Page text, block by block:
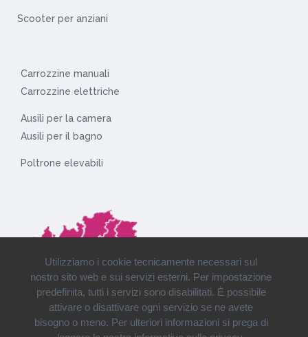
Scooter per anziani
Carrozzine manuali
Carrozzine elettriche
Ausili per la camera
Ausili per il bagno
Poltrone elevabili
Utilizziamo i cookie tecnicamente necessari sul
nostro sito web e sui servizi esterni. Per impostazione
predefinita, tutti i servizi sono disabilitati. È possibile
attivare o disattivare ogni servizio se ne avete
bisogno o meno. Per ulteriori informazioni si prega di